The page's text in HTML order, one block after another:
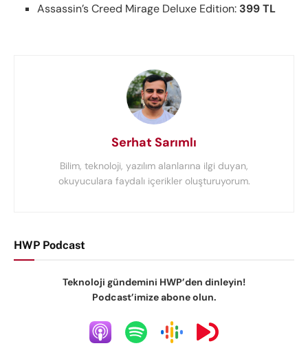
Assassin’s Creed Mirage Deluxe Edition: 399 TL
Serhat Sarımlı
Bilim, teknoloji, yazılım alanlarına ilgi duyan,
okuyuculara faydalı içerikler oluşturuyorum.
HWP Podcast
Teknoloji gündemini HWP’den dinleyin!
Podcast’imize abone olun.